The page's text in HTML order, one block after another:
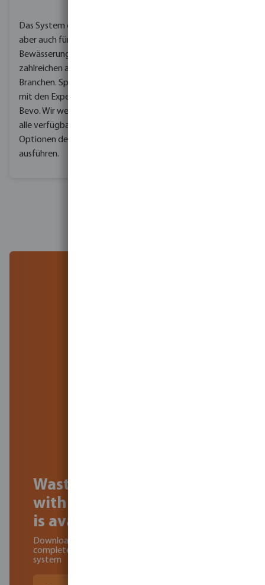
Das System eignet sich
aber auch für Filter- und
Bewässerungszwecke in
zahlreichen anderen
Branchen. Sprechen Sie
mit den Experten von
Bevo. Wir werden Ihnen
alle verfügbaren
Optionen detailliert
ausführen.
Wastewater treatment
with PED system brochure
is available now
Download your copy to find out more about the
complete wastewater treatment and dispersal
system